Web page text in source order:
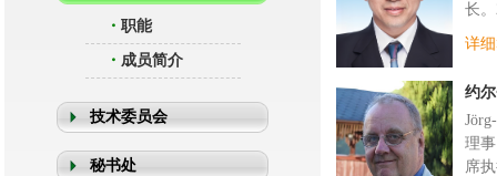
・ 职能
・ 成员简介
技术委员会
秘书处
长
详
约
理
席